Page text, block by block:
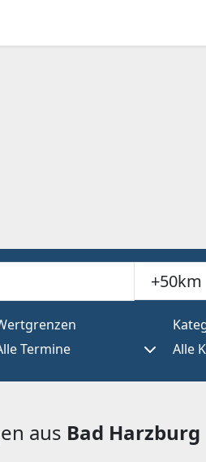
Suchradius
Termine
Alle
aus Bad Harzburg